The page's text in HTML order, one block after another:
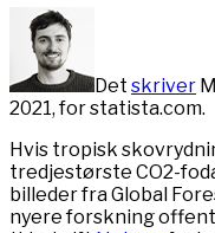
Det skriver
2021, for statista.com.
Hvis tropisk
tredjestørste CO2-
billeder fra Global
nyere forskning